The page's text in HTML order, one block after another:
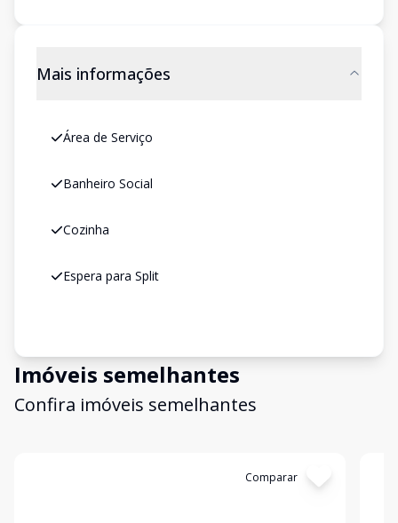
Mais informações
Área de Serviço
Banheiro Social
Cozinha
Espera para Split
Imóveis semelhantes
Confira imóveis semelhantes
Comparar